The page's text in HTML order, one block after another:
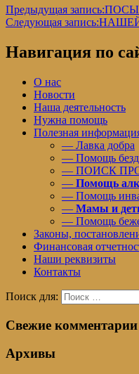
Предыдущая запись:
Следующая запись:
Навигация по
О нас
Новости
Наша деятельность
Нужна помощь
Полезная
— Лавка добра
— Помощь
— ПОИСК
— Помощь
— Помощь
— Мамы и
— Помощь
Законы,
Финансовая
Наши реквизиты
Контакты
Поиск для:
Свежие комментарии
Архивы